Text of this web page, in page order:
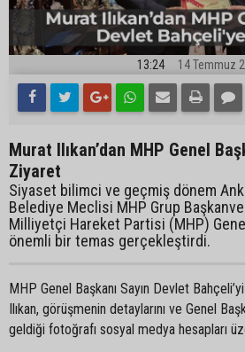
13:24 14 Temmuz
Murat Ilıkan’dan MHP Genel
Ziyaret
Siyaset bilimci ve geçmiş dönem
Belediye Meclisi MHP Grup
Milliyetçi Hareket Partisi (MHP)
önemli bir temas gerçekleştirdi.
MHP Genel Başkanı Sayın Devlet
Ilıkan, görüşmenin detaylarını ve Genel
geldiği fotoğrafı sosyal medya hesapları